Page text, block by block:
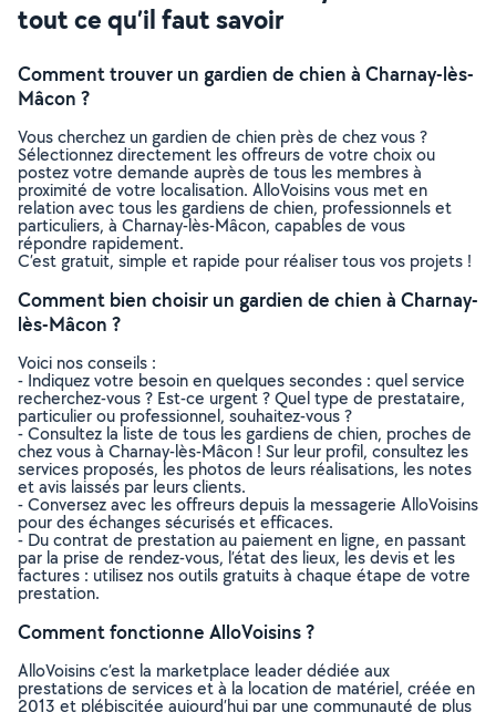
tout ce qu’il faut savoir
Comment trouver un gardien de chien à Charnay-lès-
Mâcon ?
Vous cherchez un gardien de chien près de chez vous ?
Sélectionnez directement les offreurs de votre choix ou
postez votre demande auprès de tous les membres à
proximité de votre localisation. AlloVoisins vous met en
relation avec tous les gardiens de chien, professionnels et
particuliers, à Charnay-lès-Mâcon, capables de vous
répondre rapidement.
C’est gratuit, simple et rapide pour réaliser tous vos projets !
Comment bien choisir un gardien de chien à Charnay-
lès-Mâcon ?
Voici nos conseils :
- Indiquez votre besoin en quelques secondes : quel service
recherchez-vous ? Est-ce urgent ? Quel type de prestataire,
particulier ou professionnel, souhaitez-vous ?
- Consultez la liste de tous les gardiens de chien, proches de
chez vous à Charnay-lès-Mâcon ! Sur leur profil, consultez les
services proposés, les photos de leurs réalisations, les notes
et avis laissés par leurs clients.
- Conversez avec les offreurs depuis la messagerie AlloVoisins
pour des échanges sécurisés et efficaces.
- Du contrat de prestation au paiement en ligne, en passant
par la prise de rendez-vous, l’état des lieux, les devis et les
factures : utilisez nos outils gratuits à chaque étape de votre
prestation.
Comment fonctionne AlloVoisins ?
AlloVoisins c’est la marketplace leader dédiée aux
prestations de services et à la location de matériel, créée en
2013 et plébiscitée aujourd’hui par une communauté de plus